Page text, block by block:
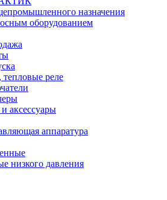
назначения
оборудованием
тепловые реле
аксессуары
аппаратура
низкого давления